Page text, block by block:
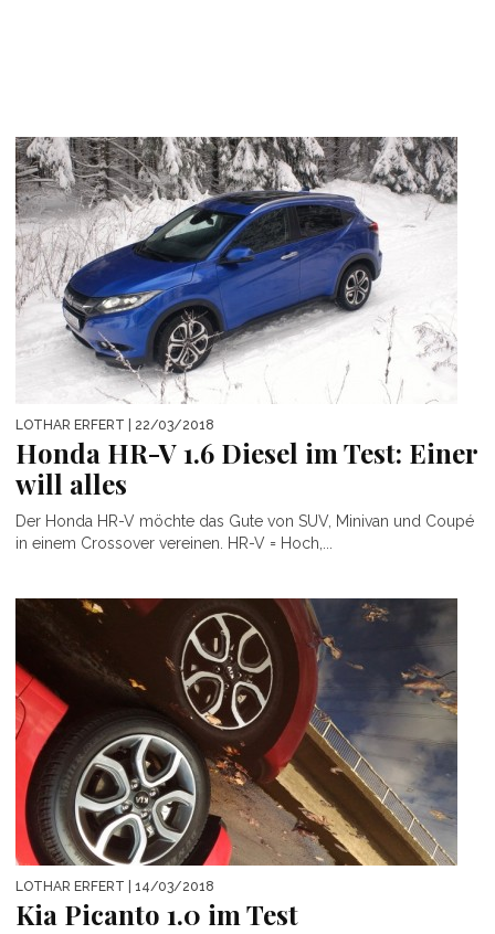
LOTHAR ERFERT | 22/03/2018
Honda HR-V 1.6 Diesel im Test: Einer
will alles
Der Honda HR-V möchte das Gute von SUV, Minivan und Coupé
in einem Crossover vereinen. HR-V = Hoch,...
LOTHAR ERFERT | 14/03/2018
Kia Picanto 1.0 im Test